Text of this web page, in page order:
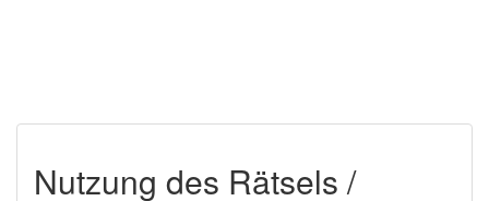
Nutzung des Rätsels /